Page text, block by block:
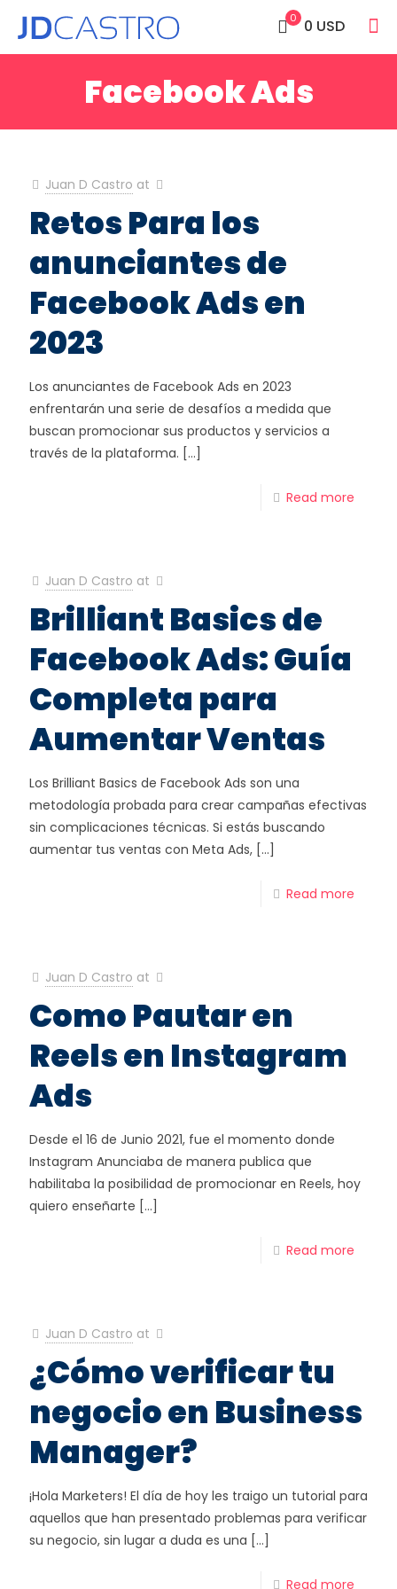
0 0 USD
Facebook Ads
Juan D Castro at
Retos Para los
anunciantes de
Facebook Ads en
2023
Los anunciantes de Facebook Ads en 2023
enfrentarán una serie de desafíos a medida que
buscan promocionar sus productos y servicios a
través de la plataforma. […]
Read more
Juan D Castro at
Brilliant Basics de
Facebook Ads: Guía
Completa para
Aumentar Ventas
Los Brilliant Basics de Facebook Ads son una
metodología probada para crear campañas efectivas
sin complicaciones técnicas. Si estás buscando
aumentar tus ventas con Meta Ads, […]
Read more
Juan D Castro at
Como Pautar en
Reels en Instagram
Ads
Desde el 16 de Junio 2021, fue el momento donde
Instagram Anunciaba de manera publica que
habilitaba la posibilidad de promocionar en Reels, hoy
quiero enseñarte […]
Read more
Juan D Castro at
¿Cómo verificar tu
negocio en Business
Manager?
¡Hola Marketers! El día de hoy les traigo un tutorial para
aquellos que han presentado problemas para verificar
su negocio, sin lugar a duda es una […]
Read more